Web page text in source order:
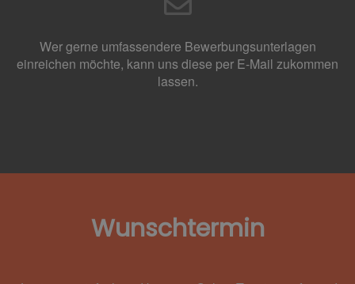
Wer gerne umfassendere Bewerbungsunterlagen
einreichen möchte, kann uns diese per E-Mail zukommen
lassen.
Wunschtermin